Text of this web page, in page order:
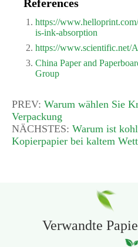
References
https://
is-ink-absorption
https://www.scientific.net/
China Paper and
Group
PREV: Warum wählen Sie
Verpackung
NÄCHSTES: Warum ist
Kopierpapier bei kaltem
Verwandte